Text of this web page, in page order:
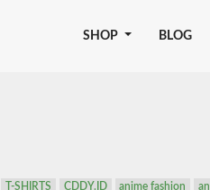
SHOP BLOG
T-SHIRTS CDDY.ID anime fashion